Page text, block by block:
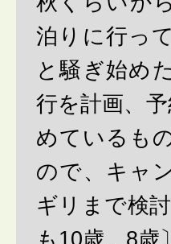
泊りに行っ
と騒ぎ始め
行を計画、
めているも
ので、キャ
ギリまで検